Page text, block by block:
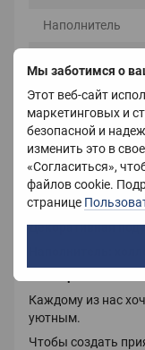
Мы заботимся о
Этот веб-сайт
маркетинговых и
безопасной и
изменить это в
«Согласиться»,
файлов cookie.
странице
Наполнитель
Вес
Страна-
Описание
Декоративная
Наполнитель:
Каждому из нас
уютным.
Чтобы создать